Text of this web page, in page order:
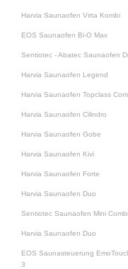
Harvia Saunaofen Virta Kombi
EOS Saunaofen Bi-O Max
Sentiotec - Abatec Saunaofen
Harvia Saunaofen Legend
Harvia Saunaofen Topclass
Harvia Saunaofen Cilindro
Harvia Saunaofen Gobe
Harvia Saunaofen Kivi
Harvia Saunaofen Forte
Harvia Saunaofen Duo
Sentiotec Saunaofen Mini Combi
Harvia Saunaofen Duo
EOS Saunasteuerung
3